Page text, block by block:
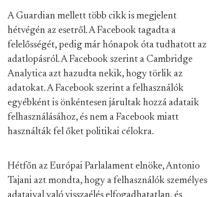
A Guardian mellett több cikk is megjelent
hétvégén az esetről. A Facebook tagadta a
felelősségét, pedig már hónapok óta tudhatott az
adatlopásról. A Facebook szerint a Cambridge
Analytica azt hazudta nekik, hogy törlik az
adatokat. A Facebook szerint a felhasználók
egyébként is önkéntesen járultak hozzá adataik
felhasználásához, és nem a Facebook miatt
használták fel őket politikai célokra.
Hétfőn az Európai Parlalament elnöke, Antonio
Tajani azt mondta, hogy a felhasználók személyes
adataival való visszaélés elfogadhatatlan, és